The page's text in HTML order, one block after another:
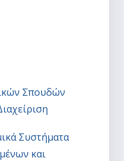
Σπουδών
Συστήματα
και